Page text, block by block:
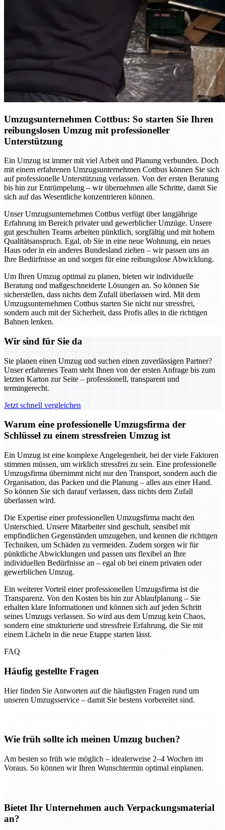
Umzugsunternehmen Cottbus: So starten Sie Ihren
reibungslosen Umzug mit professioneller
Unterstützung
Ein Umzug ist immer mit viel Arbeit und Planung verbunden. Doch
mit einem erfahrenen Umzugsunternehmen Cottbus können Sie sich
auf professionelle Unterstützung verlassen. Von der ersten Beratung
bis hin zur Entrümpelung – wir übernehmen alle Schritte, damit Sie
sich auf das Wesentliche konzentrieren können.
Unser Umzugsunternehmen Cottbus verfügt über langjährige
Erfahrung im Bereich privater und gewerblicher Umzüge. Unsere
gut geschulten Teams arbeiten pünktlich, sorgfältig und mit hohem
Qualitätsanspruch. Egal, ob Sie in eine neue Wohnung, ein neues
Haus oder in ein anderes Bundesland ziehen – wir passen uns an
Ihre Bedürfnisse an und sorgen für eine reibungslose Abwicklung.
Um Ihren Umzug optimal zu planen, bieten wir individuelle
Beratung und maßgeschneiderte Lösungen an. So können Sie
sicherstellen, dass nichts dem Zufall überlassen wird. Mit dem
Umzugsunternehmen Cottbus starten Sie nicht nur stressfrei,
sondern auch mit der Sicherheit, dass Profis alles in die richtigen
Bahnen lenken.
Wir sind für Sie da
Sie planen einen Umzug und suchen einen zuverlässigen Partner?
Unser erfahrenes Team steht Ihnen von der ersten Anfrage bis zum
letzten Karton zur Seite – professionell, transparent und
termingerecht.
Jetzt schnell vergleichen
Warum eine professionelle Umzugsfirma der
Schlüssel zu einem stressfreien Umzug ist
Ein Umzug ist eine komplexe Angelegenheit, bei der viele Faktoren
stimmen müssen, um wirklich stressfrei zu sein. Eine professionelle
Umzugsfirma übernimmt nicht nur den Transport, sondern auch die
Organisation, das Packen und die Planung – alles aus einer Hand.
So können Sie sich darauf verlassen, dass nichts dem Zufall
überlassen wird.
Die Expertise einer professionellen Umzugsfirma macht den
Unterschied. Unsere Mitarbeiter sind geschult, sensibel mit
empfindlichen Gegenständen umzugehen, und kennen die richtigen
Techniken, um Schäden zu vermeiden. Zudem sorgen wir für
pünktliche Abwicklungen und passen uns flexibel an Ihre
individuellen Bedürfnisse an – egal ob bei einem privaten oder
gewerblichen Umzug.
Ein weiterer Vorteil einer professionellen Umzugsfirma ist die
Transparenz. Von den Kosten bis hin zur Ablaufplanung – Sie
erhalten klare Informationen und können sich auf jeden Schritt
seines Umzugs verlassen. So wird aus dem Umzug kein Chaos,
sondern eine strukturierte und stressfreie Erfahrung, die Sie mit
einem Lächeln in die neue Etappe starten lässt.
FAQ
Häufig gestellte Fragen
Hier finden Sie Antworten auf die häufigsten Fragen rund um
unseren Umzugsservice – damit Sie bestens vorbereitet sind.
Wie früh sollte ich meinen Umzug buchen?
Am besten so früh wie möglich – idealerweise 2–4 Wochen im
Voraus. So können wir Ihren Wunschtermin optimal einplanen.
Bietet Ihr Unternehmen auch Verpackungsmaterial
an?